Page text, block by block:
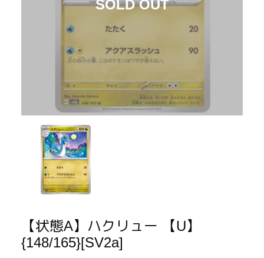
【状態A】ハクリュー 【U】
{148/165}[SV2a]